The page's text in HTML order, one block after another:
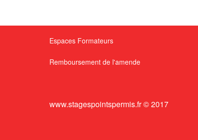
Espaces Formateurs
Remboursement de l'amende
www.stagespointspermis.fr © 2017